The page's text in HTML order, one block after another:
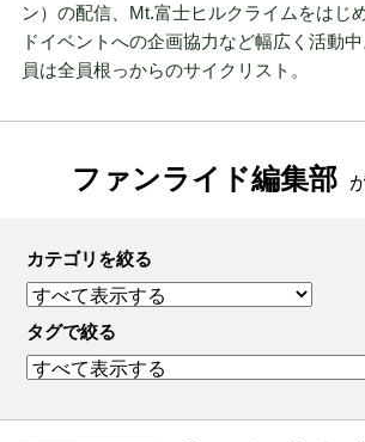
ン）の配信、Mt.富士ヒルクライムをはじ
ドイベントへの企画協力など幅広く活動
員は全員根っからのサイクリスト。
ファンライド編集部
カテゴリを絞る
タグで絞る